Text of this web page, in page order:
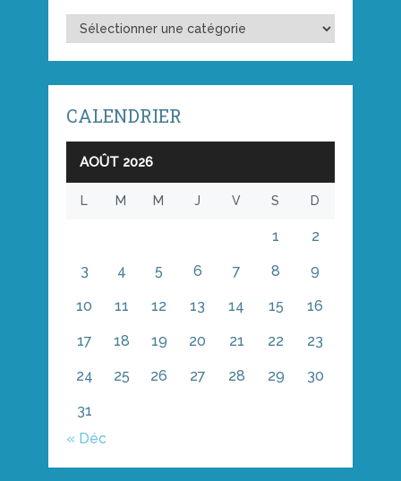
CALENDRIER
AOÛT 2026
L M M J V S D
1 2
3 4 5 6 7 8 9
10 11 12 13 14 15 16
17 18 19 20 21 22 23
24 25 26 27 28 29 30
31
« Déc